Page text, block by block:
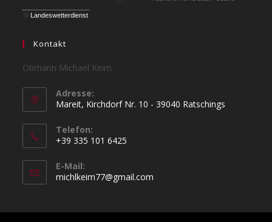
© Landeswetterdienst
Kontakt
Obmann Michael Keim
Adresse:
Mareit, Kirchdorf Nr. 10 - 39040 Ratschings
Telefon:
+39 335 101 6425
in
your
E-Mail:
michlkeim77@gmail.com